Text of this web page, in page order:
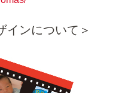
インについて＞